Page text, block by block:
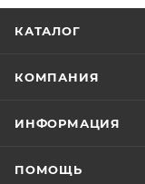
КАТАЛОГ
КОМПАНИЯ
ИНФОРМАЦИЯ
ПОМОЩЬ